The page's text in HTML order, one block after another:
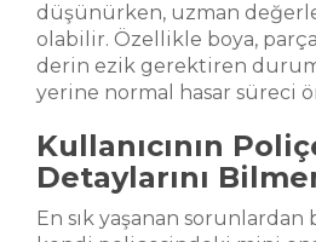
düşünürken, uzman
olabilir. Özellikle boya,
derin ezik gerektiren
yerine normal hasar süreci
Kullanıcının
Detaylarını
En sık yaşanan sorunlardan